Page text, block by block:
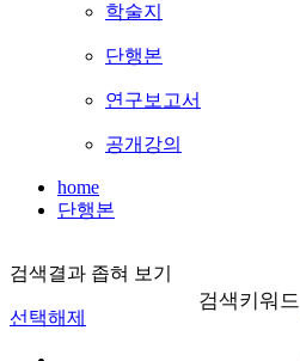
학술지
단행본
연구보고서
공개강의
home
단행본
검색결과 좁혀 보기
선택해제
검색키워드